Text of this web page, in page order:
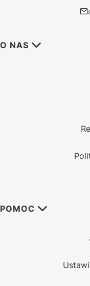
Linki w stopce
O NAS
POMOC